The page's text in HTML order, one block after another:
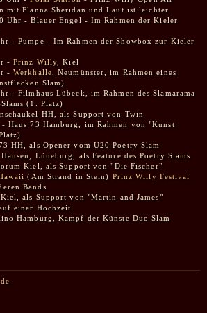
mit Flanna Sheridan und Laut ist leichter
Uhr - Blauer Engel - Im Rahmen der Kieler
- Pumpe - Im Rahmen der Showbox zur Kieler
- Prinz Willy , Kiel
- Werkhalle , Neumünster, im Rahmen eines
Slam)
- Filmhaus Lübeck, im Rahmen des Slamarama
(1. Platz)
HH, als Support von Twin
Haus 73 Hamburg, im Rahmen von "Kunst
HH, als Opener vom U20 Poetry Slam
Lüneburg, als Feature des Poetry Slams
Kiel, als Support von "Die Fischer"
(Am Strand in Stein) Prinz Willy Festival
Bands
als Support von "Martin and James"
einer Hochzeit
Hamburg, Kampf der Künste Duo Slam